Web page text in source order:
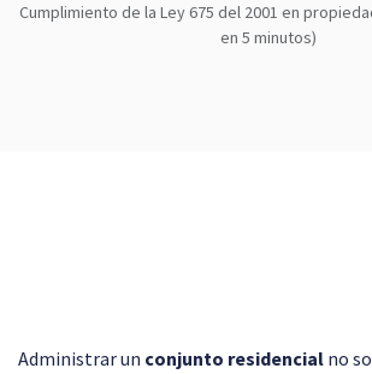
Cumplimiento de la Ley 675 del 2001 en
en 5 minutos)
Administrar un conjunto residencial no